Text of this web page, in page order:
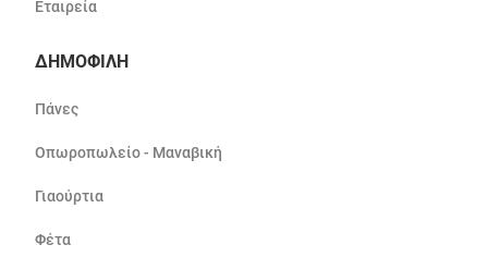
Εταιρεία
ΔΗΜΟΦΙΛΗ
Πάνες
Οπωροπωλείο - Μαναβική
Γιαούρτια
Φέτα